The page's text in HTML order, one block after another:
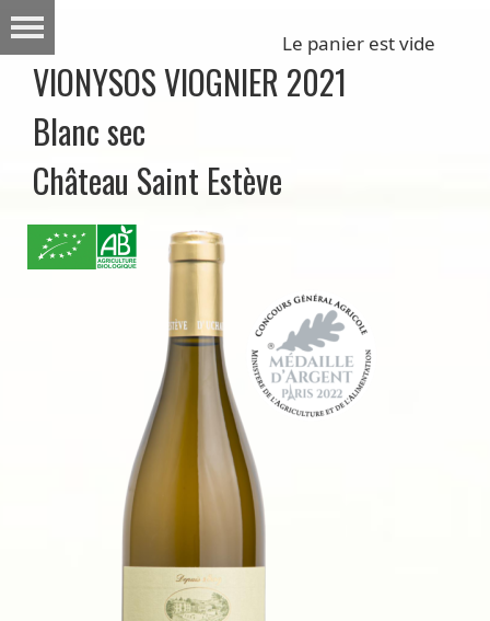
Le panier est vide
VIONYSOS VIOGNIER 2021
Blanc sec
Château Saint Estève